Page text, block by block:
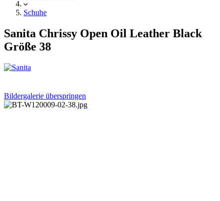
Schuhe
Sanita Chrissy Open Oil Leather Black
Größe 38
Bildergalerie überspringen